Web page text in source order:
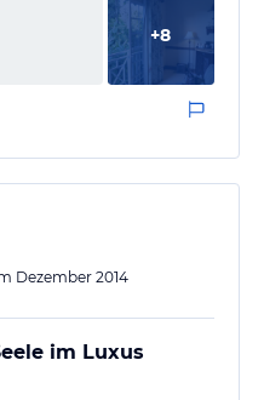
Teil extreme
die Jamaikaner alles
ja bekannt. Aber wenn
kommt, um die
+8
Dezember 2014
im Luxus